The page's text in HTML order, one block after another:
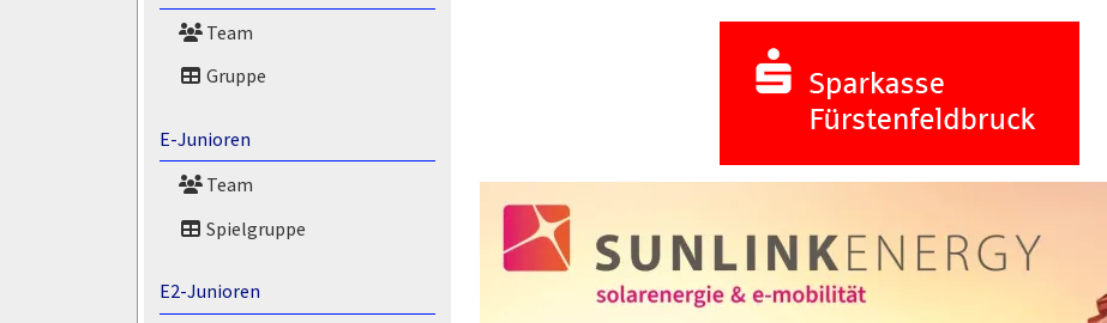
Team
Gruppe
E-Junioren
Team
Spielgruppe
E2-Junioren